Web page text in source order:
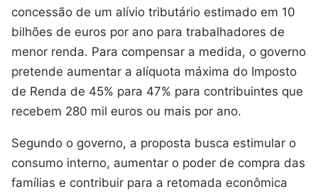
concessão de um alívio tributário estimado em 10
bilhões de euros por ano para trabalhadores de
menor renda. Para compensar a medida, o governo
pretende aumentar a alíquota máxima do Imposto
de Renda de 45% para 47% para contribuintes que
recebem 280 mil euros ou mais por ano.
Segundo o governo, a proposta busca estimular o
consumo interno, aumentar o poder de compra das
famílias e contribuir para a retomada econômica